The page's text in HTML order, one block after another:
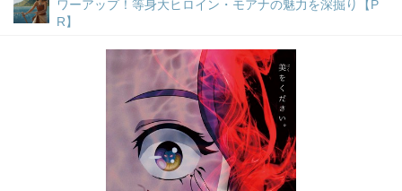
ワーアップ！等身大ヒロイン・モアナの魅力を深掘り【P
R】